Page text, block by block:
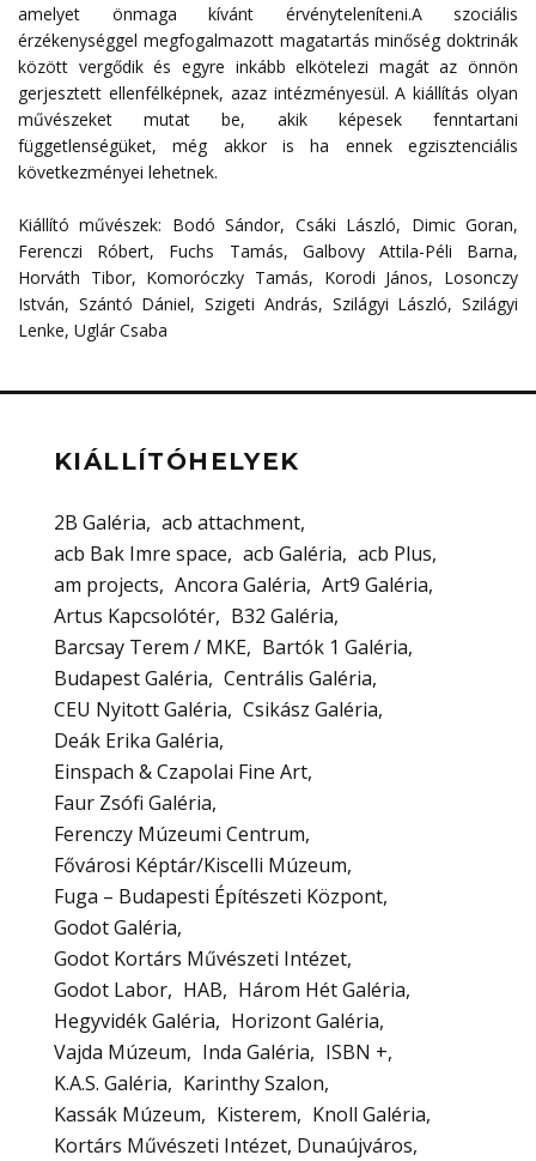
amelyet önmaga kívánt érvényteleníteni.A szociális
érzékenységgel megfogalmazott magatartás minőség doktrinák
között vergődik és egyre inkább elkötelezi magát az önnön
gerjesztett ellenfélképnek, azaz intézményesül. A kiállítás olyan
művészeket mutat be, akik képesek fenntartani
függetlenségüket, még akkor is ha ennek egzisztenciális
következményei lehetnek.
Kiállító művészek: Bodó Sándor, Csáki László, Dimic Goran,
Ferenczi Róbert, Fuchs Tamás, Galbovy Attila-Péli Barna,
Horváth Tibor, Komoróczky Tamás, Korodi János, Losonczy
István, Szántó Dániel, Szigeti András, Szilágyi László, Szilágyi
Lenke, Uglár Csaba
KIÁLLÍTÓHELYEK
2B Galéria
acb attachment
acb Bak Imre space
acb Galéria
acb Plus
am projects
Ancora Galéria
Art9 Galéria
Artus Kapcsolótér
B32 Galéria
Barcsay Terem / MKE
Bartók 1 Galéria
Budapest Galéria
Centrális Galéria
CEU Nyitott Galéria
Csikász Galéria
Deák Erika Galéria
Einspach & Czapolai Fine Art
Faur Zsófi Galéria
Ferenczy Múzeumi Centrum
Fővárosi Képtár/Kiscelli Múzeum
Fuga – Budapesti Építészeti Központ
Godot Galéria
Godot Kortárs Művészeti Intézet
Godot Labor
HAB
Három Hét Galéria
Hegyvidék Galéria
Horizont Galéria
Vajda Múzeum
Inda Galéria
ISBN +
K.A.S. Galéria
Karinthy Szalon
Kassák Múzeum
Kisterem
Knoll Galéria
Kortárs Művészeti Intézet, Dunaújváros